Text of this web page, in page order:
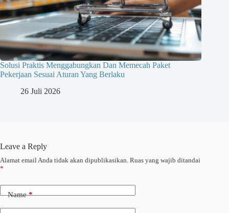
Solusi Praktis Menggabungkan Dan Memecah Paket
Pekerjaan Sesuai Aturan Yang Berlaku
26 Juli 2026
Leave a Reply
Alamat email Anda tidak akan dipublikasikan. Ruas yang wajib ditandai
*
Name*